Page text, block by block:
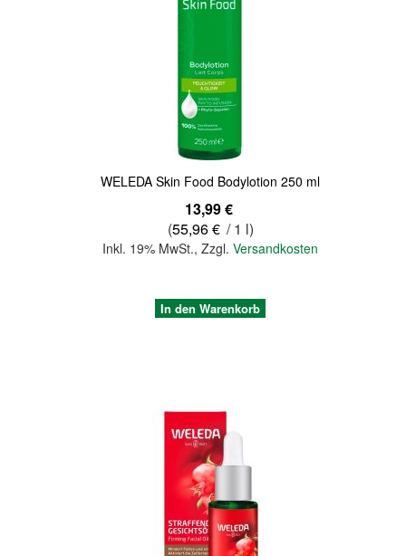
WELEDA Skin Food Bodylotion 250 ml
13,99 €
(55,96 € / 1 l)
Inkl. 19% MwSt.,Zzgl.Versandkosten
In den Warenkorb